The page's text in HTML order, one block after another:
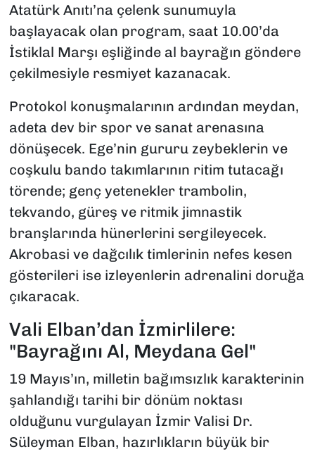
Atatürk Anıtı’na çelenk sunumuyla
başlayacak olan program, saat 10.00’da
İstiklal Marşı eşliğinde al bayrağın göndere
çekilmesiyle resmiyet kazanacak.
Protokol konuşmalarının ardından meydan,
adeta dev bir spor ve sanat arenasına
dönüşecek. Ege’nin gururu zeybeklerin ve
coşkulu bando takımlarının ritim tutacağı
törende; genç yetenekler trambolin,
tekvando, güreş ve ritmik jimnastik
branşlarında hünerlerini sergileyecek.
Akrobasi ve dağcılık timlerinin nefes kesen
gösterileri ise izleyenlerin adrenalini doruğa
çıkaracak.
Vali Elban’dan İzmirlilere:
"Bayrağını Al, Meydana Gel"
19 Mayıs’ın, milletin bağımsızlık karakterinin
şahlandığı tarihi bir dönüm noktası
olduğunu vurgulayan İzmir Valisi Dr.
Süleyman Elban, hazırlıkların büyük bir